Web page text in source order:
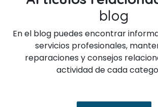
blog
En el blog puedes encontrar
servicios profesionales,
reparaciones y consejos
actividad de cada